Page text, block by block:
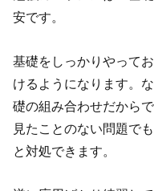
安です。
基礎をしっかりやって
けるようになります。
礎の組み合わせだから
見たことのない問題で
と対処できます。